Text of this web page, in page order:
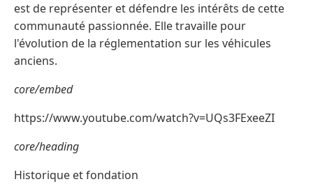
est de représenter et défendre les intérêts de cette
communauté passionnée. Elle travaille pour
l'évolution de la réglementation sur les véhicules
anciens.
core/embed
https://www.youtube.com/watch?v=UQs3FExeeZI
core/heading
Historique et fondation